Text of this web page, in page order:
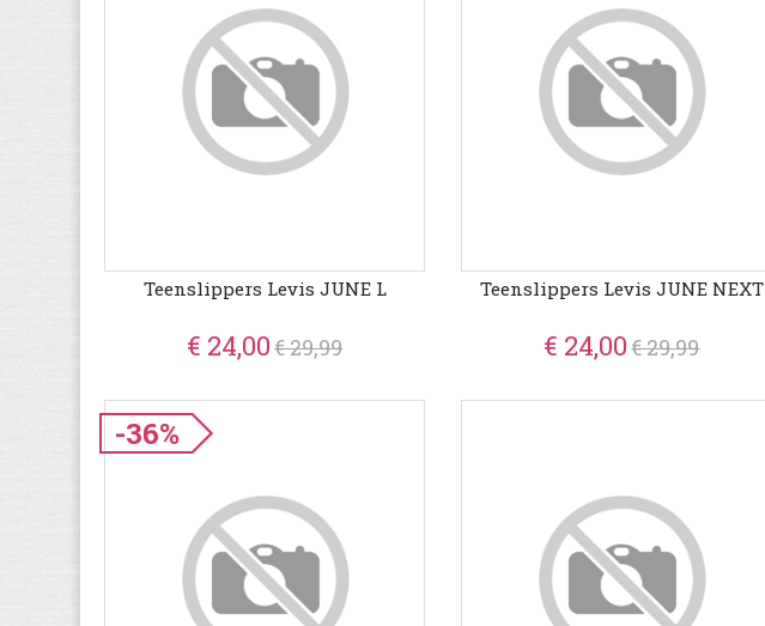
Teenslippers Levis JUNE L
€ 24,00€ 29,99
Teenslippers Levis JUNE NEXT
€ 24,00€ 29,99
-36%